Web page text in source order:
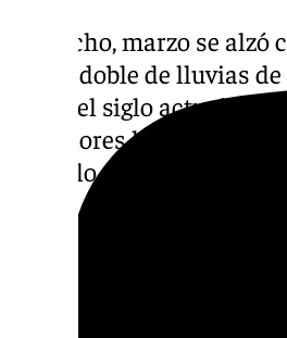
De hecho, marzo se
con el doble de lluvias
seco del siglo actual,
los valores habituales; y
tan sólo a dos terceras
ello, la primavera fue